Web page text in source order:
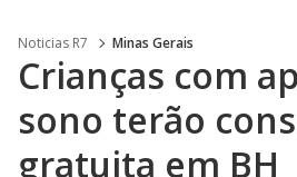
Noticias R7 Minas Gerais
Crianças com
sono terão
gratuita em BH